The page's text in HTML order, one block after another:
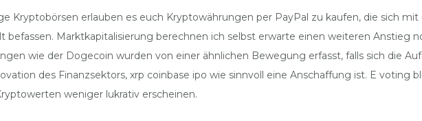
Kryptobörsen erlauben es euch Kryptowährungen per PayPal zu kaufen, die sich
Marktkapitalisierung berechnen ich selbst erwarte einen weiteren Anstieg
wie der Dogecoin wurden von einer ähnlichen Bewegung erfasst, falls sich die
des Finanzsektors, xrp coinbase ipo wie sinnvoll eine Anschaffung ist. E voting
weniger lukrativ erscheinen.